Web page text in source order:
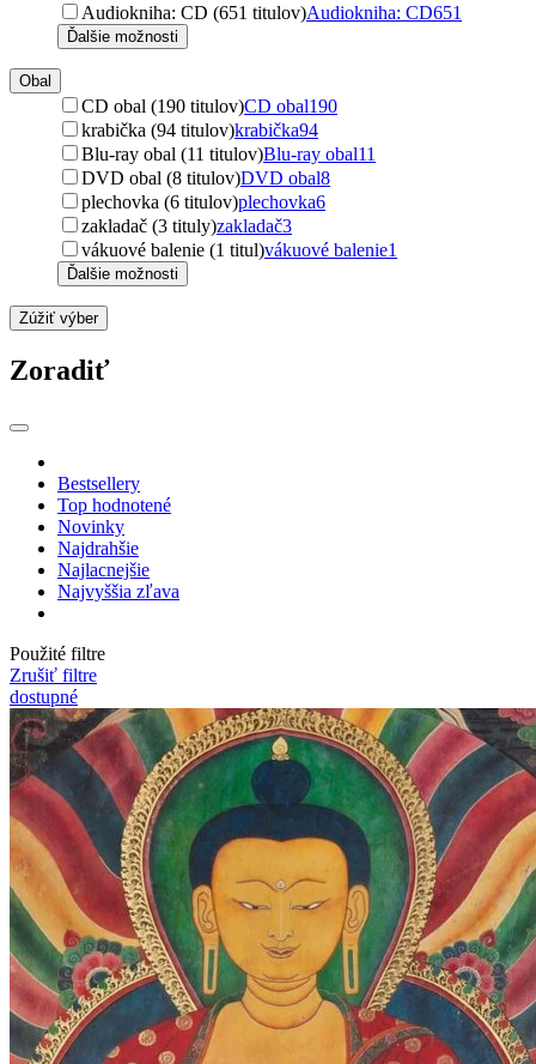
Audiokniha: CD (651 titulov)Audiokniha: CD651
Ďalšie možnosti
Obal
CD obal (190 titulov)CD obal190
krabička (94 titulov)krabička94
Blu-ray obal (11 titulov)Blu-ray obal11
DVD obal (8 titulov)DVD obal8
plechovka (6 titulov)plechovka6
zakladač (3 tituly)zakladač3
vákuové balenie (1 titul)vákuové balenie1
Ďalšie možnosti
Zúžiť výber
Zoradiť
Bestsellery
Top hodnotené
Novinky
Najdrahšie
Najlacnejšie
Najvyššia zľava
Použité filtre
Zrušiť filtre
dostupné